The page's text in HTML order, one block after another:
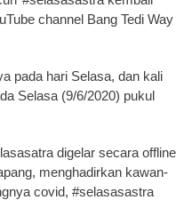
channel Bang Tedi Way
pada hari Selasa, dan kali
Selasa (9/6/2020) pukul
digelar secara offline
menghadirkan kawan-
covid, #selasasastra